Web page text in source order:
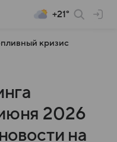
+21°
кризис
2026
на